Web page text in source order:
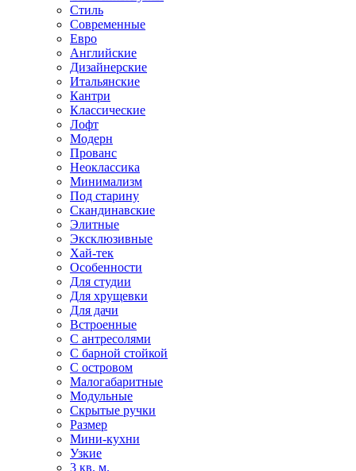
Стиль
Современные
Евро
Английские
Дизайнерские
Итальянские
Кантри
Классические
Лофт
Модерн
Прованс
Неоклассика
Минимализм
Под старину
Скандинавские
Элитные
Эксклюзивные
Хай-тек
Особенности
Для студии
Для хрущевки
Для дачи
Встроенные
С антресолями
С барной стойкой
С островом
Малогабаритные
Модульные
Скрытые ручки
Размер
Мини-кухни
Узкие
3 кв. м.